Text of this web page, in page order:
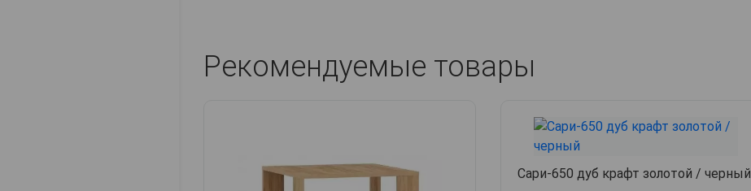
Рекомендуемые товары
Сари-650 дуб крафт золотой / черный